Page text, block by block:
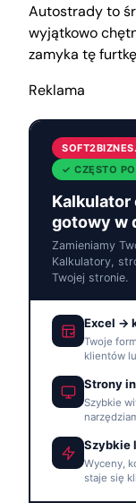
Autostrady to
wyjątkowo
zamyka tę
Reklama
✓ CZĘSTO
gotowy w
Zamieniamy
Kalkulatory,
Twojej stronie.
Excel →
Twoje
klientów
Strony
Szybkie
Szybkie
Wyceny,
staje się